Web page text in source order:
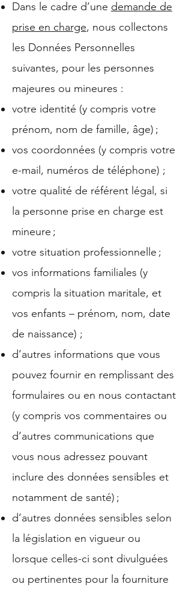
Dans le cadre d’une demande de
prise en charge, nous collectons
les Données Personnelles
suivantes, pour les personnes
majeures ou mineures :
votre identité (y compris votre
prénom, nom de famille, âge) ;
vos coordonnées (y compris votre
e-mail, numéros de téléphone) ;
votre qualité de référent légal, si
la personne prise en charge est
mineure ;
votre situation professionnelle ;
vos informations familiales (y
compris la situation maritale, et
vos enfants – prénom, nom, date
de naissance) ;
d’autres informations que vous
pouvez fournir en remplissant des
formulaires ou en nous contactant
(y compris vos commentaires ou
d’autres communications que
vous nous adressez pouvant
inclure des données sensibles et
notamment de santé) ;
d’autres données sensibles selon
la législation en vigueur ou
lorsque celles-ci sont divulguées
ou pertinentes pour la fourniture